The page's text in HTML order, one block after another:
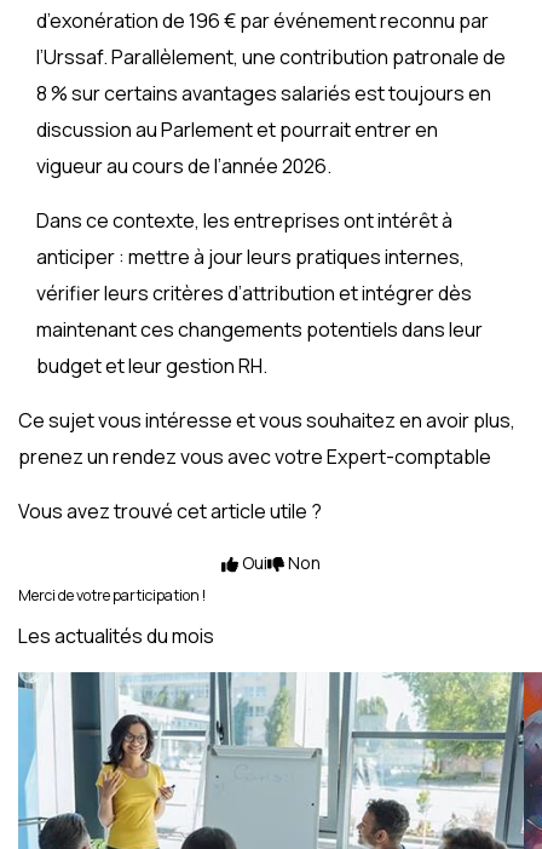
d’exonération de 196 € par événement reconnu par
l’Urssaf. Parallèlement, une contribution patronale de
8 % sur certains avantages salariés est toujours en
discussion au Parlement et pourrait entrer en
vigueur au cours de l’année 2026.
Dans ce contexte, les entreprises ont intérêt à
anticiper : mettre à jour leurs pratiques internes,
vérifier leurs critères d’attribution et intégrer dès
maintenant ces changements potentiels dans leur
budget et leur gestion RH.
Ce sujet vous intéresse et vous souhaitez en avoir plus,
prenez un rendez vous avec votre Expert-comptable
Vous avez trouvé cet article utile ?
Oui Non
Merci de votre participation !
Les actualités du mois